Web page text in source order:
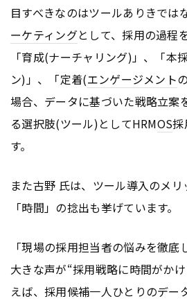
目すべきなのはツールありきでは
ーケティングとして、採用の過程
「育成(ナーチャリング)」、「本
ン)」、「定着(エンゲージメント
場合、データに基づいた戦略立案
る選択肢(ツール)としてHRMOS採
す。
また古野 氏は、ツール導入のメ
「時間」の捻出も挙げています。
「現場の採用担当者の悩みを徹底
大きな声が“採用戦略に時間がか
えば、採用候補一人ひとりのデー